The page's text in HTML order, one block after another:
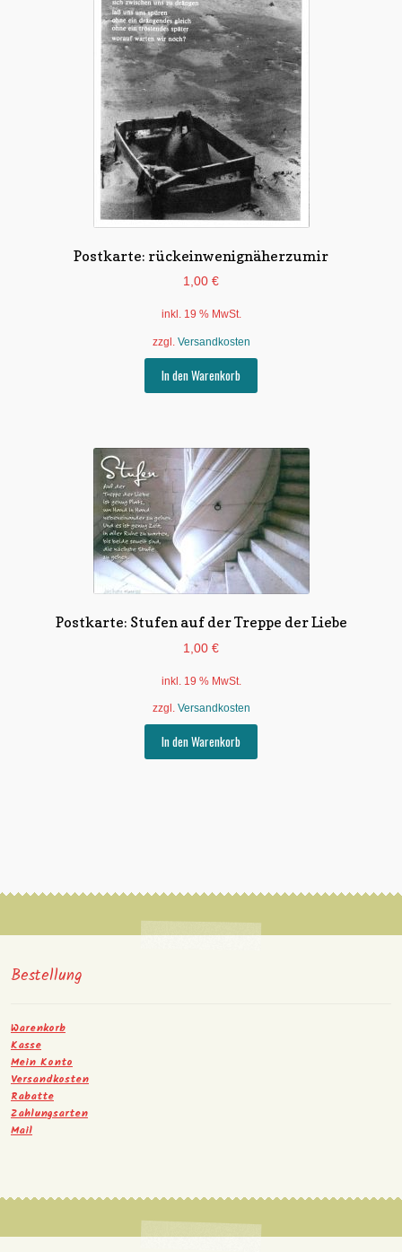
Postkarte: rückeinwenignäherzumir
1,00 €
inkl. 19 % MwSt.
zzgl. Versandkosten
In den Warenkorb
Postkarte: Stufen auf der Treppe der Liebe
1,00 €
inkl. 19 % MwSt.
zzgl. Versandkosten
In den Warenkorb
Bestellung
Warenkorb
Kasse
Mein Konto
Versandkosten
Rabatte
Zahlungsarten
Mail